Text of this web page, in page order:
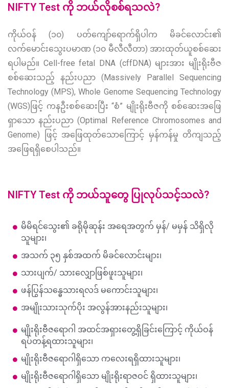
NIFTY Test ကို ဘယ်လိုစစ်ရသလဲ?
ကိုယ်ဝန် (၁၀) ပတ်ကျော်ရောက်ရှိပါက မိခင်လောင်း၏
လက်မောင်းသွေးပမာဏ (၁၀ မီလီလီတာ) အားထုတ်ယူစစ်ဆေး
ရပါမည်။ Cell-free fetal DNA (cffDNA) များအား မျိုးရိုးဗီဇ
စစ်ဆေးသည့် နည်းပညာ (Massively Parallel Sequencing
Technology (MPS), Whole Genome Sequencing Technology
(WGS)ဖြင့် ကနဦးစစ်ဆေးပြီး “စံ” မျိုးရိုးဗီဇကို စစ်ဆေးအဖြေ
ရှာသော နည်းပညာ (Optimal Reference Chromosomes and
Genome) ဖြင့် အဖြေထုတ်သောကြောင့် မှန်ကန်မှု တိကျသည့်
အဖြေရရှိစေပါသည်။
NIFTY Test ကို ဘယ်သူတွေ ပြုလုပ်သင့်သလဲ?
မိမိရင်သွေး၏ ခရိုမိုဆုန်း အရေအတွက် မှန်/ မမှန် သိရှိလို
သူများ၊
အသက် ၃၅ နှစ်အထက် မိခင်လောင်းများ၊
သားပျက်/ သားလျှောဖြစ်ဖူးသူများ၊
ဖန်ပြွန်သန္ဓေသားရလဒ် မကောင်းသူများ၊
အမျိုးသားသုက်ပိုး အလွန်အားနည်းသူများ၊
မျိုးရိုးဗီဇရောဂါ အထင်အရှားတွေ့ရှိခြင်းကြောင့် ကိုယ်ဝန်
ရပ်တန့်ရထားသူများ၊
မျိုးရိုးဗီဇရောဂါရှိသော ကလေးရရှိထားသူများ၊
မျိုးရိုးဗီဇရောဂါရှိသော မျိုးရိုးရာဇဝင် ရှိထားသူများ၊